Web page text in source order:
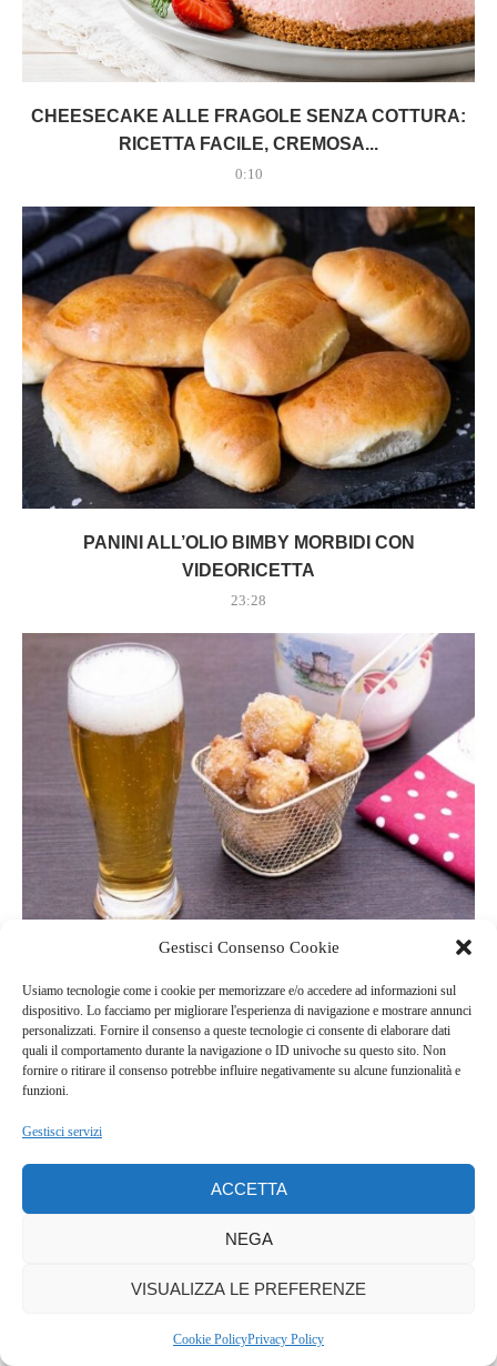
Gestisci Consenso Cookie
Usiamo tecnologie come i cookie per memorizzare e/o accedere ad informazioni sul
dispositivo. Lo facciamo per migliorare l'esperienza di navigazione e mostrare annunci
personalizzati. Fornire il consenso a queste tecnologie ci consente di elaborare dati
quali il comportamento durante la navigazione o ID univoche su questo sito. Non
fornire o ritirare il consenso potrebbe influire negativamente su alcune funzionalità e
funzioni.
Gestisci servizi
ACCETTA
NEGA
VISUALIZZA LE PREFERENZE
Cookie PolicyPrivacy Policy
CHEESECAKE ALLE FRAGOLE SENZA COTTURA:
RICETTA FACILE, CREMOSA...
0:10
PANINI ALL’OLIO BIMBY MORBIDI CON
VIDEORICETTA
23:28
10:00